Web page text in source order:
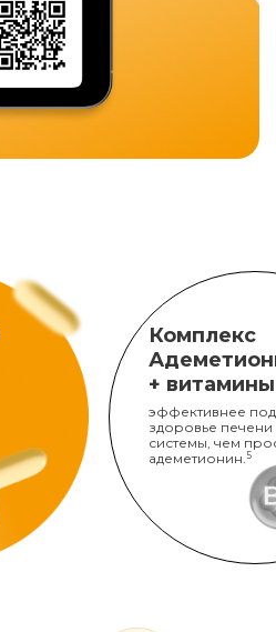
Комплекс
+
эффективнее
здоровье печени
системы, чем
адеметионин. 5